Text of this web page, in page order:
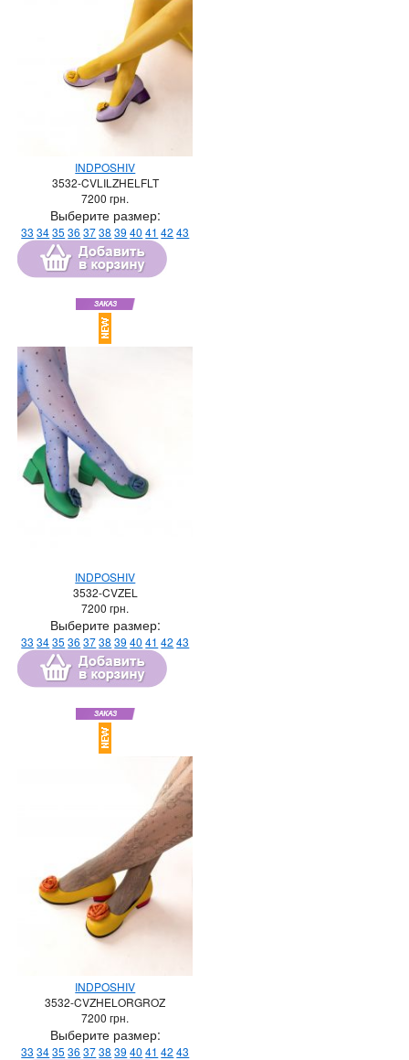
INDPOSHIV
3532-CVLILZHELFLT
7200 грн.
Выберите размер:
33 3435 36 3738 39 40 41 42 43
INDPOSHIV
3532-CVZEL
7200 грн.
Выберите размер:
33 3435 36 3738 39 40 41 42 43
INDPOSHIV
3532-CVZHELORGROZ
7200 грн.
Выберите размер:
33 3435 36 3738 39 40 41 42 43